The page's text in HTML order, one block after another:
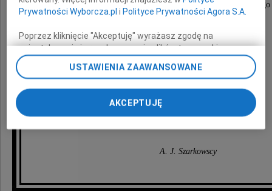
Człowieka niezwykle życzliwego i szlachetnego
Najbliższej Rodzinie
składamy kondolencje
A. J. Szarkowscy
Prywatności Wyborcza.pl i Polityce Prywatności Agora S.A.
Poprzez kliknięcie "Akceptuję" wyrażasz zgodę na
zainstalowanie i przechowywanie plików typu cookie
Wyborczej sp. z o. o. jej Zaufanych Partnerów i Agora S.A.
na Twoim urządzeniu końcowym. Możesz też w każdej
ponownie wywołując narzędzie do zarządzania Twoimi
preferencjami dot. przetwarzania danych poprzez
przechodząc do sekcji „Ustawienia zaawansowane”.
My, nasi Zaufani Partnerzy i Agora S.A. możemy
USTAWIENIA ZAAWANSOWANE
AKCEPTUJĘ